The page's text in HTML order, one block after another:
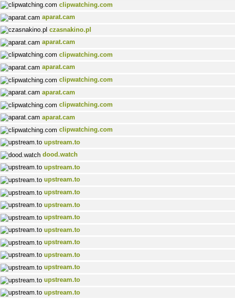
clipwatching.com
aparat.cam
czasnakino.pl
aparat.cam
clipwatching.com
aparat.cam
clipwatching.com
aparat.cam
clipwatching.com
aparat.cam
clipwatching.com
upstream.to
dood.watch
upstream.to
upstream.to
upstream.to
upstream.to
upstream.to
upstream.to
upstream.to
upstream.to
upstream.to
upstream.to
upstream.to